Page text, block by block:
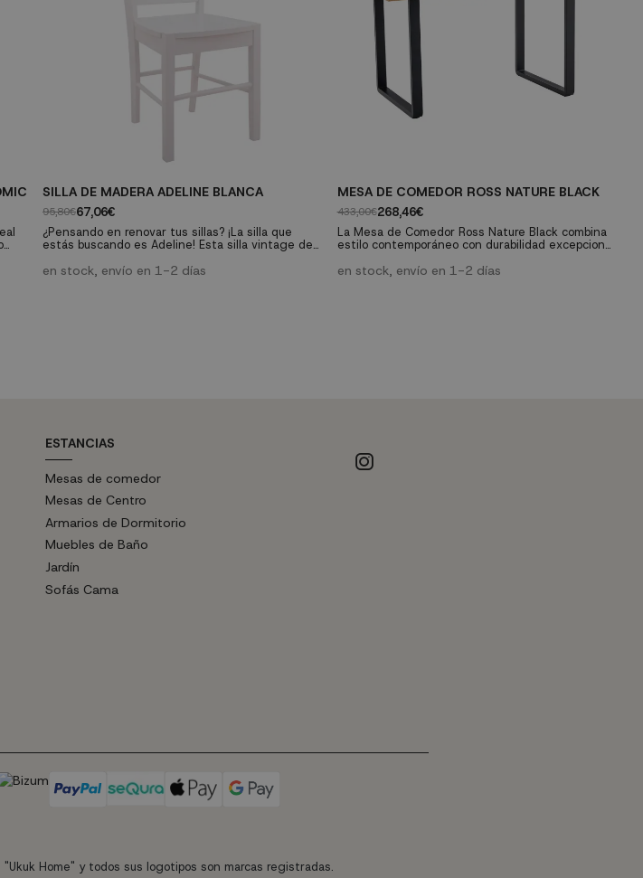
SILLA DE MADERA ADELINE BLANCA
95,80€67,06€
¿Pensando en renovar tus sillas? ¡La silla que
estás buscando es Adeline! Esta silla vintage de
comedor o la cocina. Tiene un precioso diseño
en stock, envío en 1-2 días
MESA DE COMEDOR ROSS NATURE BLACK
433,00€268,46€
La Mesa de Comedor Ross Nature Black combina
estilo contemporáneo con durabilidad excepcional,
Proporciona un espacio generoso para compartir
en stock, envío en 1-2 días
ESTANCIAS
Mesas de comedor
Mesas de Centro
Armarios de Dormitorio
Muebles de Baño
Jardín
Sofás Cama
Home" y todos sus logotipos son marcas registradas.